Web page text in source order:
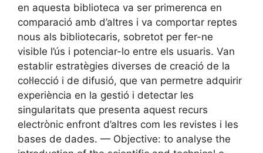
en aquesta biblioteca va ser primerenca en
comparació amb d’altres i va comportar reptes
nous als bibliotecaris, sobretot per fer-ne
visible l’ús i potenciar-lo entre els usuaris. Van
establir estratègies diverses de creació de la
col·lecció i de difusió, que van permetre adquirir
experiència en la gestió i detectar les
singularitats que presenta aquest recurs
electrònic enfront d’altres com les revistes i les
bases de dades. — Objective: to analyse the